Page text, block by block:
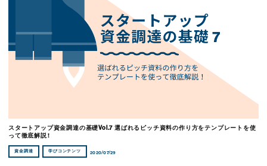
スタートアップ資金調達の基礎Vol.7 選ばれるピッチ資料の作り方をテンプレートを使
って徹底解説！
資金調達 学びコンテンツ 2020/07/29